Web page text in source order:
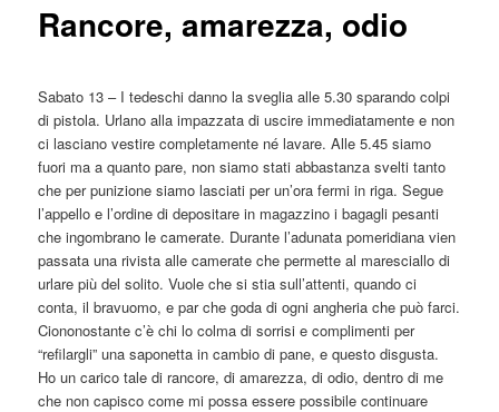
Rancore, amarezza, odio
Sabato 13 – I tedeschi danno la sveglia alle 5.30 sparando colpi
di pistola. Urlano alla impazzata di uscire immediatamente e non
ci lasciano vestire completamente né lavare. Alle 5.45 siamo
fuori ma a quanto pare, non siamo stati abbastanza svelti tanto
che per punizione siamo lasciati per un’ora fermi in riga. Segue
l’appello e l’ordine di depositare in magazzino i bagagli pesanti
che ingombrano le camerate. Durante l’adunata pomeridiana vien
passata una rivista alle camerate che permette al maresciallo di
urlare più del solito. Vuole che si stia sull’attenti, quando ci
conta, il bravuomo, e par che goda di ogni angheria che può farci.
Ciononostante c’è chi lo colma di sorrisi e complimenti per
“refilargli” una saponetta in cambio di pane, e questo disgusta.
Ho un carico tale di rancore, di amarezza, di odio, dentro di me
che non capisco come mi possa essere possibile continuare